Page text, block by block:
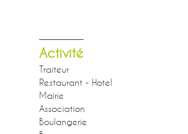
Activité
Traiteur
Restaurant - Hotel
Mairie
Association
Boulangerie